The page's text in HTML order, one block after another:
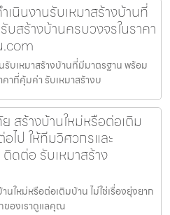
เนินงานรับเหมาสร้างบ้านที่
สร้างบ้านครบวงจรในราคา
.com
รับเหมาสร้างบ้านที่มีมาตรฐาน พร้อม
าที่คุ้มค่า รับเหมาสร้างบ
สร้างบ้านใหม่หรือต่อเติม
ไป ให้ทีมวิศวกรและ
ดต่อ รับเหมาสร้าง
ใหม่หรือต่อเติมบ้าน ไม่ใช่เรื่องยุ่งยาก
ของเราดูแลคุณ